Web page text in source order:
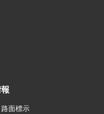
面標示